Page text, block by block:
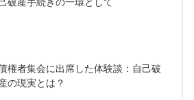
権者集会に出席した体験談：自己破
の現実とは？